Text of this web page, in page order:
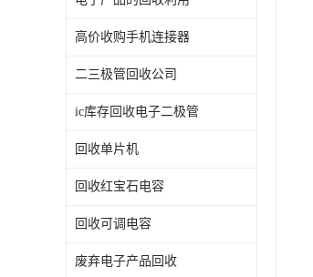
高价收购手机连接器
二三极管回收公司
ic库存回收电子二极管
回收单片机
回收红宝石电容
回收可调电容
废弃电子产品回收